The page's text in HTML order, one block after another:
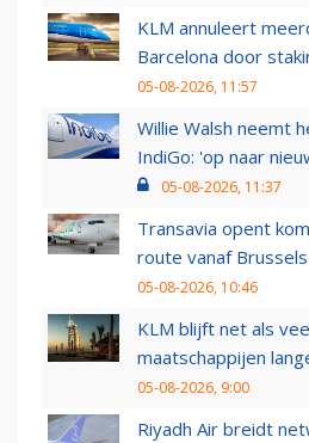
KLM annuleert
Barcelona door
05-08-2026, 11:57
Willie Walsh neemt
IndiGo: 'op naar
05-08-2026, 11:37
Transavia opent
route vanaf
05-08-2026, 10:46
KLM blijft net als
maatschappijen
05-08-2026, 9:00
Riyadh Air breidt